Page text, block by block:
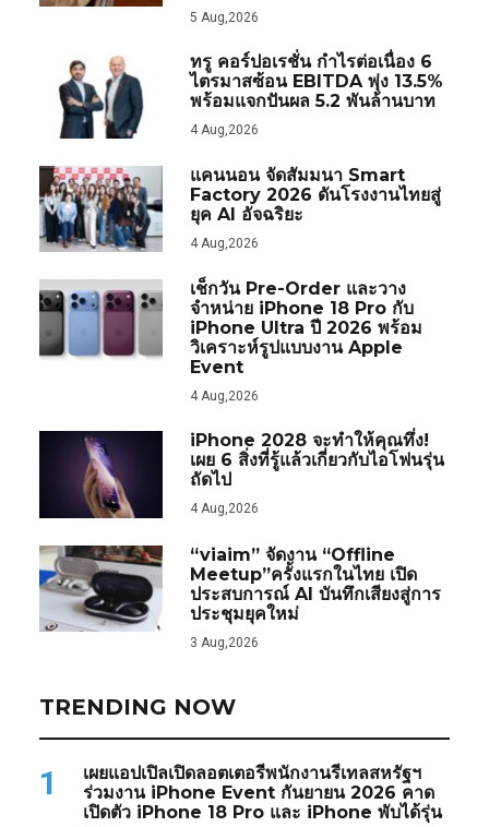
5 Aug,2026
ทรู คอร์ปอเรชั่น กำไรต่อเนื่อง 6
ไตรมาสซ้อน EBITDA พุ่ง 13.5%
พร้อมแจกปันผล 5.2 พันล้านบาท
4 Aug,2026
แคนนอน จัดสัมมนา Smart
Factory 2026 ดันโรงงานไทยสู่
ยุค AI อัจฉริยะ
4 Aug,2026
เช็กวัน Pre-Order และวาง
จำหน่าย iPhone 18 Pro กับ
iPhone Ultra ปี 2026 พร้อม
วิเคราะห์รูปแบบงาน Apple
Event
4 Aug,2026
iPhone 2028 จะทำให้คุณทึ่ง!
เผย 6 สิ่งที่รู้แล้วเกี่ยวกับไอโฟนรุ่น
ถัดไป
4 Aug,2026
“viaim” จัดงาน “Offline
Meetup”ครั้งแรกในไทย เปิด
ประสบการณ์ AI บันทึกเสียงสู่การ
ประชุมยุคใหม่
3 Aug,2026
TRENDING NOW
1
เผยแอปเปิลเปิดลอตเตอรีพนักงานรีเทลสหรัฐฯ
ร่วมงาน iPhone Event กันยายน 2026 คาด
เปิดตัว iPhone 18 Pro และ iPhone พับได้รุ่น